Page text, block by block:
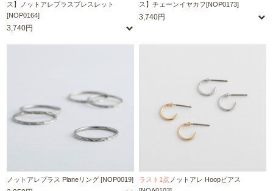
ス】ノットアレプラスブレスレット
[NOP0164]
3,740円
ス】チェーンイヤカフ[NOP0173]
3,740円
ノットアレプラス Planeリング [NOP0019] ラスト1点 ノットアレ Hoopピアス